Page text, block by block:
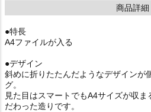
商品詳細
●特長
A4ファイルが入る
●デザイン
斜めに折りたたんだようなデザインが
グ。
見た目はスマートでもA4サイズが収ま
だわった造りです。